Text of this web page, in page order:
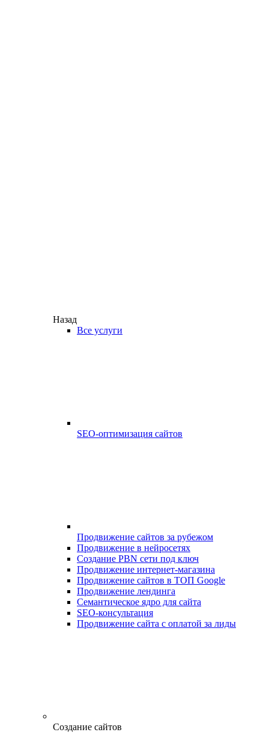
Назад
Все услуги
SEO-оптимизация сайтов
Продвижение сайтов за рубежом
Продвижение в нейросетях
Создание PBN сети под ключ
Продвижение интернет-магазина
Продвижение сайтов в ТОП Google
Продвижение лендинга
Семантическое ядро для сайта
SEO-консультация
Продвижение сайта с оплатой за лиды
Создание сайтов